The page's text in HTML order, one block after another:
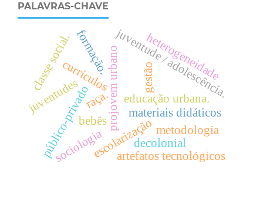
PALAVRAS-CHAVE
currículosprojovem urbanojuventude / adolescência.
educação urbana.
c
l
a
s
s
e
s
o
c
i
a
l
.
raça.
gestão
juventudes
escolarização
heterogeneidade
materiais didáticos
público-privado artefatos tecnológicos
formação.
decolonial
bebês
metodologia
sociologia